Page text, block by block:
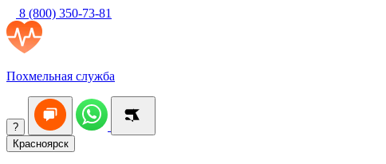
8 (800) 350-73-81
Похмельная служба
?
Красноярск